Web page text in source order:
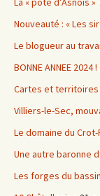
Nouveauté : « Les
Le blogueur au
BONNE ANNEE 2024 !
Cartes et territoires
Villiers-le-Sec,
Le domaine du
Une autre baronne
Les forges du